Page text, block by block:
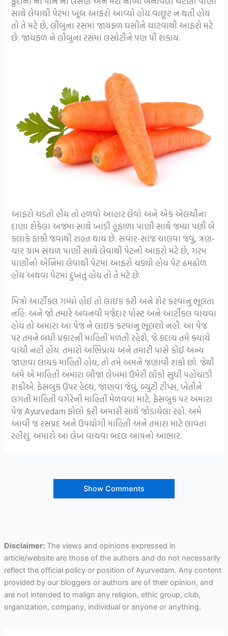
સાથે લેવાથી પેટમાં ખૂબ આફરો આવ્યો હોય વાછૂટ ન થતી હોય
તો તે મટે છે, લીંબુના રસમાં જાયફળ ઘસીને ચાટવાથી આફરો મટે
છે. જાયફળ ને લીંબુના રસમાં લસોટીને પણ પી શકાય.
આફરો ચડતો હોય તો હળવો આહાર લેવો અને એક એલચીના
દાણા શેકેલા અજમા સાથે ખાંડી હૂંફાળા પાણી સાથે જમ્યા પછી બે
કલાકે ફાકી જવાથી રાહત થાય છે. સવાર-સાંજ ચાલવા જવું, ત્રણ-
ચાર ગ્રામ સંચળ પાણી સાથે લેવાથી પેટનો આફરો મટે છે, ગરમ
પાણીનો એનિમા લેવાથી પેટમાં આફરો ચડ્યો હોય પેટ ઢમઢોળ
હોય અથવા પેટમાં દુખતું હોય તો તે મટે છે.
મિત્રો આર્ટીકલ ગમ્યો હોઈ તો લાઇક કરી અને શેર કરવાનું ભૂલતા
નહિ. અને જો તમારે અવનવી મજેદાર પોસ્ટ અને આર્ટીકલ વાંચવા
હોય તો અમારા આ પેજ ને લાઇક કરવાનું ભૂલશો નહીં. આ પેજ
પર તમને બધી પ્રકારની માહિતી મળતી રહેશે, જે કદાચ તમે ક્યાંયે
વાંચી નહીં હોય. તમારો અભિપ્રાય અને તમારી પાસે કોઈ અન્ય
જાણવા લાયક માહિતી હોય, તો તમે અમને જણાવી શકો છો. જેથી
અમે એ માહિતી અમારા બીજા લેખમાં ઉમેરી લોકો સુધી પહોચાડી
શકીએ. ફેસબુક ઉપર હેલ્થ, જાણવા જેવું, બ્યુટી ટીપ્સ, ખેતીને
લગતી માહિતી વગેરેની માહિતી મેળવવા માટે, ફેસબુક પર અમારા
પેજ Ayurvedam ફોલો કરી અમારી સાથે જોડાયેલા રહો. અમે
આવી જ રસપ્રદ અને ઉપયોગી માહિતી અને તમારા માટે લાવતા
રહીશું. અમારો આ લેખ વાચવા બદલ આપનો આભાર.
Show Comments
Disclaimer:The views and opinions expressed in
article/website are those of the authors and do not necessarily
reflect the official policy or position of Ayurvedam. Any content
provided by our bloggers or authors are of their opinion, and
are not intended to malign any religion, ethic group, club,
organization, company, individual or anyone or anything.